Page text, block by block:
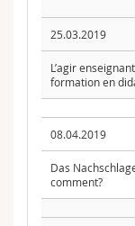
25.03.2019
L’agir
formation en
08.04.2019
Das
comment?